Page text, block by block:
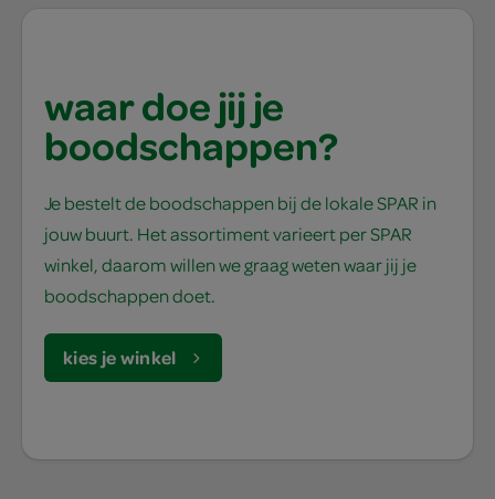
waar doe jij je
boodschappen?
Je bestelt de boodschappen bij de lokale SPAR in
jouw buurt. Het assortiment varieert per SPAR
winkel, daarom willen we graag weten waar jij je
boodschappen doet.
kies je winkel